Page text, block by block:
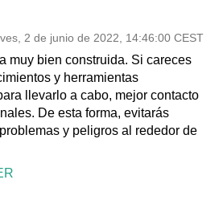
2 de junio de 2022, 14:46:00 CEST
muy bien construida. Si careces
y herramientas
llevarlo a cabo, mejor contacto
De esta forma, evitarás
y peligros al rededor de